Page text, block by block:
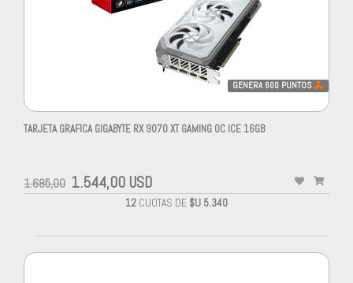
GENERA 600 PUNTOS
TARJETA GRAFICA GIGABYTE RX 9070 XT GAMING OC ICE 16GB
1.685,00 1.544,00 USD
12 CUOTAS DE $U 5.340